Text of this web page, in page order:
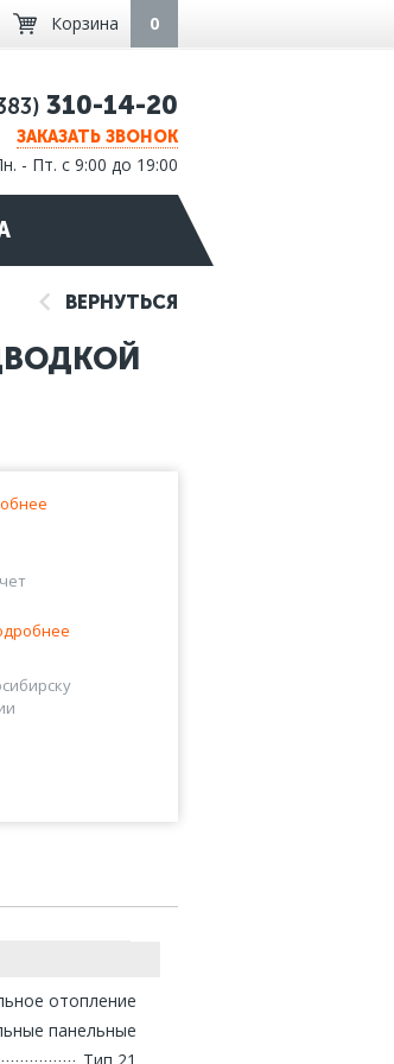
Корзина 0
310-14-20
ЗАКАЗАТЬ ЗВОНОК
- Пт. с 9:00 до 19:00
ВЕРНУТЬСЯ
отопление
панельные